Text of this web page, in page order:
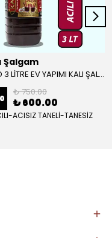
Şalgam
4 AD 3 LİTRE EV YAPIMI KALI ŞALGAM
₺ 750.00
₺ 600.00
ACISIZ TANELİ-TANESİZ